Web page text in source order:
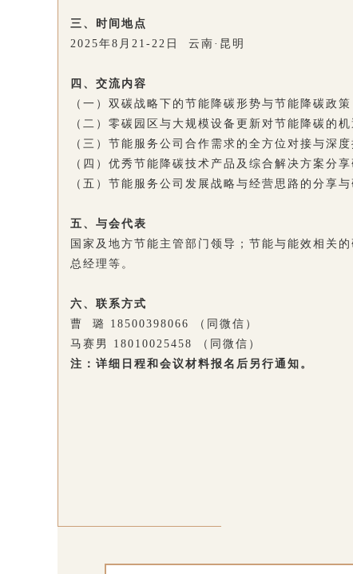
三、时间地点
2025年8月21-22日 云南·昆明
四、交流内容
（一）双碳战略下的节能降碳形势与节能降碳政策
（二）零碳园区与大规模设备更新对节能降碳的机
（三）节能服务公司合作需求的全方位对接与深度
（四）优秀节能降碳技术产品及综合解决方案分享
（五）节能服务公司发展战略与经营思路的分享与
五、与会代表
国家及地方节能主管部门领导；节能与能效相关
总经理等。
六、联系方式
曹 璐 18500398066 （同微信）
马赛男 18010025458 （同微信）
注：详细日程和会议材料报名后另行通知。